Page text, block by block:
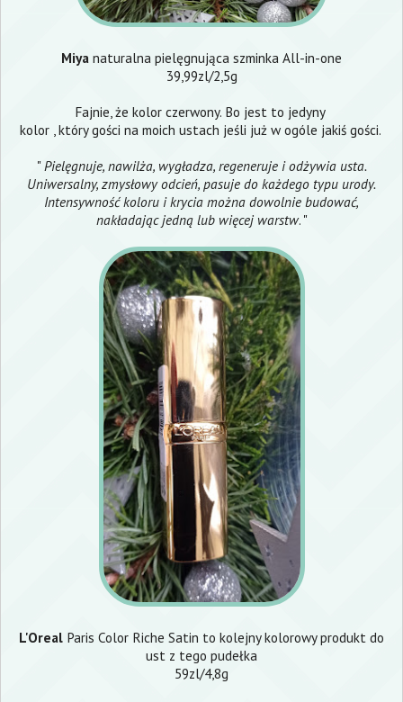
Miya naturalna pielęgnująca szminka All-in-one
39,99zl/2,5g
Fajnie, że kolor czerwony. Bo jest to jedyny
kolor , który gości na moich ustach jeśli już w ogóle jakiś gości.
"Pielęgnuje, nawilża, wygładza, regeneruje i odżywia usta.
Uniwersalny, zmysłowy odcień, pasuje do każdego typu urody.
Intensywność koloru i krycia można dowolnie budować,
nakładając jedną lub więcej warstw. "
L'Oreal Paris Color Riche Satin to kolejny kolorowy produkt do
ust z tego pudełka
59zl/4,8g